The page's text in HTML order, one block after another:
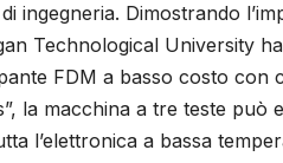
ingegneria. Dimostrando
Technological University
FDM a basso costo con
la macchina a tre teste
l’elettronica a bassa